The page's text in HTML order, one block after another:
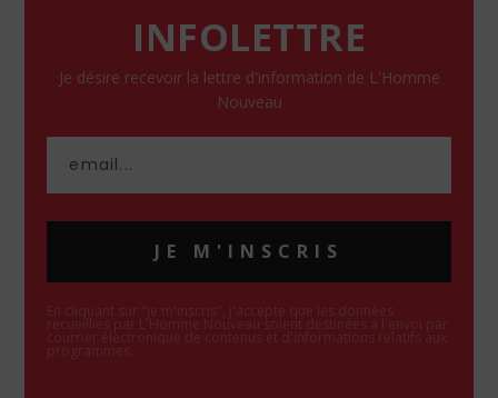
INFOLETTRE
Je désire recevoir la lettre d'information de L'Homme
Nouveau
JE M'INSCRIS
En cliquant sur "Je m'inscris", j'accepte que les données
recueillies par L'Homme Nouveau soient destinées à l'envoi par
courrier électronique de contenus et d'informations relatifs aux
programmes.